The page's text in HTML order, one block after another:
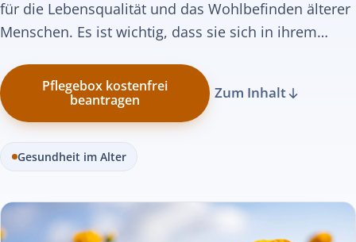
für die Lebensqualität und das Wohlbefinden älterer
Menschen. Es ist wichtig, dass sie sich in ihrem…
Pflegebox kostenfrei
beantragen
Zum Inhalt
Gesundheit im Alter